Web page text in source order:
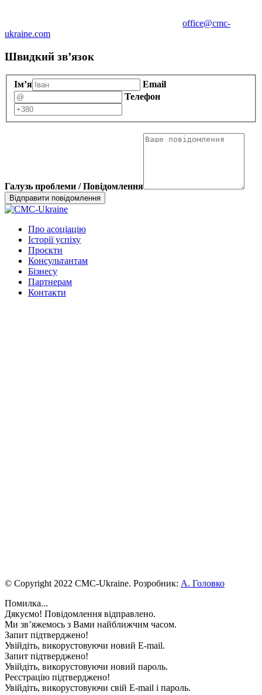
office@cmc-
ukraine.com
Швидкий зв’язок
Ім’я
Email
Телефон
Галузь проблеми / Повідомлення
Про асоціацію
Історії успіху
Проєкти
Консультантам
Бізнесу
Партнерам
Контакти
© Copyright 2022 CMC-Ukraine. Розробник: А. Головко
Помилка...
Дякуємо! Повідомлення відправлено.
Ми зв’яжемось з Вами найближчим часом.
Запит підтверджено!
Увійдіть, викорустовуючи новий E-mail.
Запит підтверджено!
Увійдіть, викорустовуючи новий пароль.
Реєстрацію підтверджено!
Увійдіть, викорустовуючи свій E-mail і пароль.